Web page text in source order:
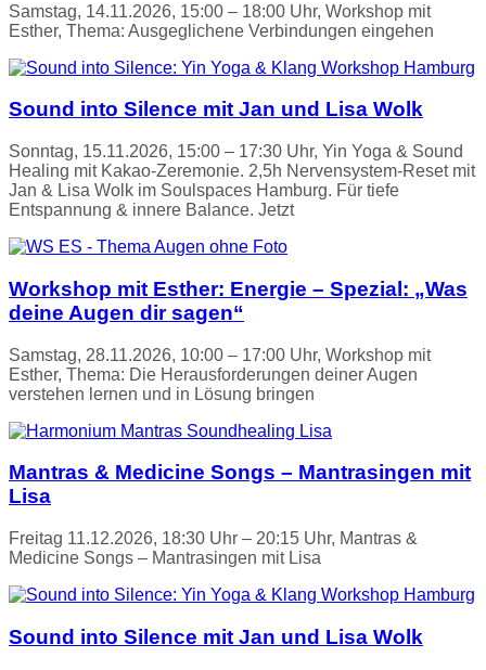
Samstag, 14.11.2026, 15:00 – 18:00 Uhr, Workshop mit
Esther, Thema: Ausgeglichene Verbindungen eingehen
Sound into Silence mit Jan und Lisa Wolk
Sonntag, 15.11.2026, 15:00 – 17:30 Uhr, Yin Yoga & Sound
Healing mit Kakao-Zeremonie. 2,5h Nervensystem-Reset mit
Jan & Lisa Wolk im Soulspaces Hamburg. Für tiefe
Entspannung & innere Balance. Jetzt
Workshop mit Esther: Energie – Spezial: „Was
deine Augen dir sagen“
Samstag, 28.11.2026, 10:00 – 17:00 Uhr, Workshop mit
Esther, Thema: Die Herausforderungen deiner Augen
verstehen lernen und in Lösung bringen
Mantras & Medicine Songs – Mantrasingen mit
Lisa
Freitag 11.12.2026, 18:30 Uhr – 20:15 Uhr, Mantras &
Medicine Songs – Mantrasingen mit Lisa
Sound into Silence mit Jan und Lisa Wolk